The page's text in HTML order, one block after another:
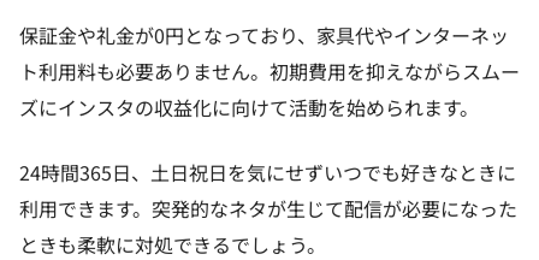
保証金や礼金が0円となっており、家具代やインターネッ
ト利用料も必要ありません。初期費用を抑えながらスムー
ズにインスタの収益化に向けて活動を始められます。
24時間365日、土日祝日を気にせずいつでも好きなときに
利用できます。突発的なネタが生じて配信が必要になった
ときも柔軟に対処できるでしょう。